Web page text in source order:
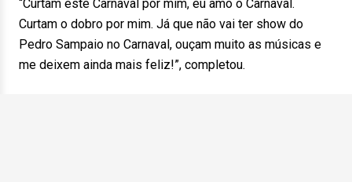
“Curtam este Carnaval por mim, eu amo o Carnaval.
Curtam o dobro por mim. Já que não vai ter show do
Pedro Sampaio no Carnaval, ouçam muito as músicas e
me deixem ainda mais feliz!”, completou.